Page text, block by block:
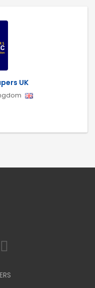
UK